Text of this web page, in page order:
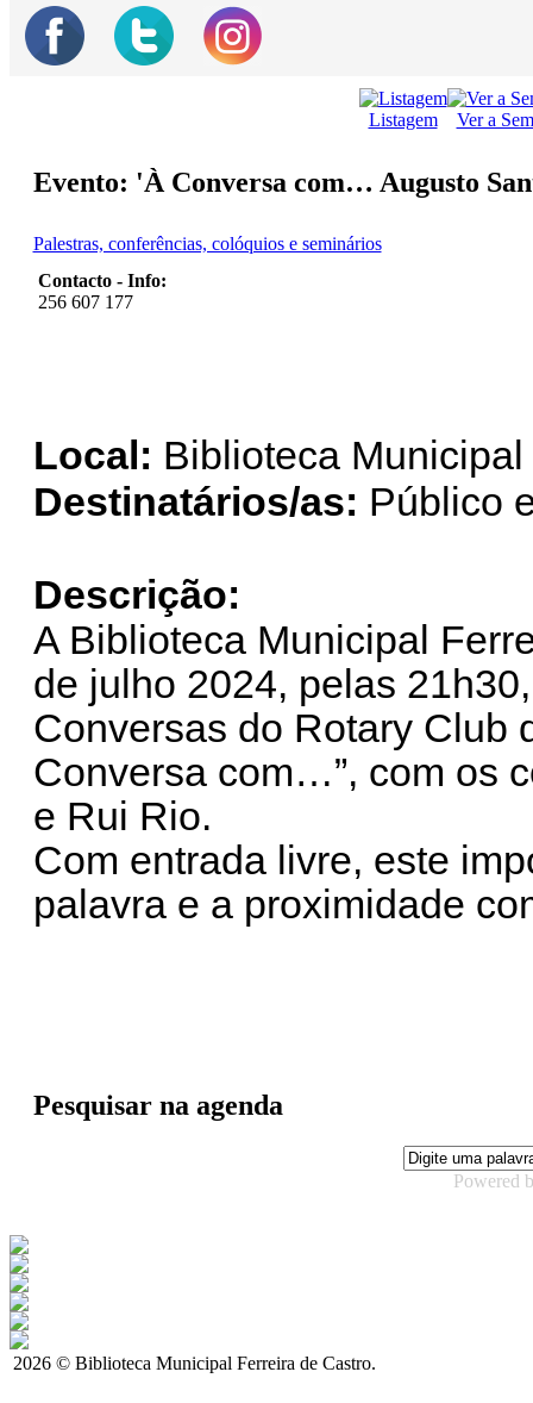
Listagem Ver a
Evento: 'À Conversa com… Augusto
Palestras, conferências, colóquios e seminários
Contacto - Info:
256 607 177
Local: Biblioteca
Destinatários/as: Público
Descrição:
A Biblioteca Municipal
de julho 2024, pelas
Conversas do Rotary Club
Conversa com…”, com os
e Rui Rio.
Com entrada livre, este
palavra e a proximidade
Pesquisar na agenda
Powered
2026 © Biblioteca Municipal Ferreira de Castro.